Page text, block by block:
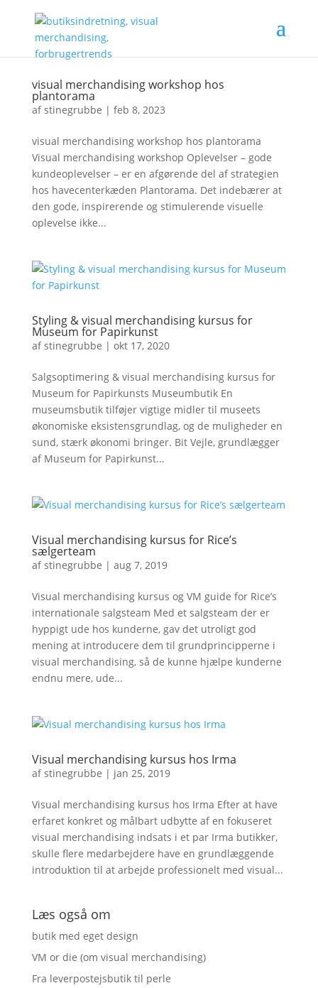
visual merchandising workshop hos
plantorama
afstinegrubbe | feb 8, 2023
visual merchandising workshop hos plantorama
Visual merchandising workshop Oplevelser – gode
kundeoplevelser – er en afgørende del af strategien
hos havecenterkæden Plantorama. Det indebærer at
den gode, inspirerende og stimulerende visuelle
oplevelse ikke...
Styling & visual merchandising kursus for
Museum for Papirkunst
afstinegrubbe | okt 17, 2020
Salgsoptimering & visual merchandising kursus for
Museum for Papirkunsts Museumbutik En
museumsbutik tilføjer vigtige midler til museets
økonomiske eksistensgrundlag, og de muligheder en
sund, stærk økonomi bringer. Bit Vejle, grundlægger
af Museum for Papirkunst...
Visual merchandising kursus for Rice’s
sælgerteam
afstinegrubbe | aug 7, 2019
Visual merchandising kursus og VM guide for Rice’s
internationale salgsteam Med et salgsteam der er
hyppigt ude hos kunderne, gav det utroligt god
mening at introducere dem til grundprincipperne i
visual merchandising, så de kunne hjælpe kunderne
endnu mere, ude...
Visual merchandising kursus hos Irma
afstinegrubbe | jan 25, 2019
Visual merchandising kursus hos Irma Efter at have
erfaret konkret og målbart udbytte af en fokuseret
visual merchandising indsats i et par Irma butikker,
skulle flere medarbejdere have en grundlæggende
introduktion til at arbejde professionelt med visual...
Læs også om
butik med eget design
VM or die (om visual merchandising)
Fra leverpostejsbutik til perle